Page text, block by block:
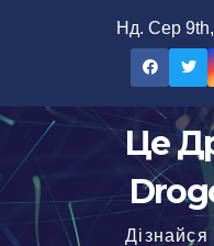
Нд. Сер
Це